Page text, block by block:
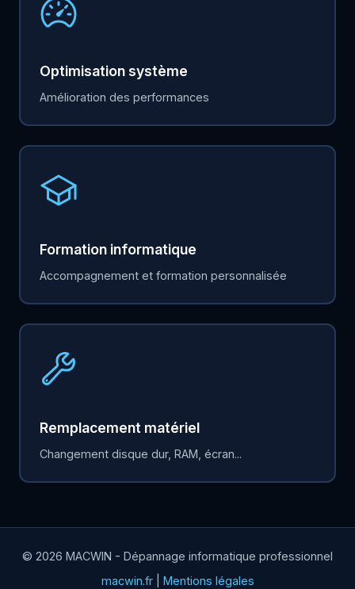
Optimisation système
Amélioration des performances
Formation informatique
Accompagnement et formation personnalisée
Remplacement matériel
Changement disque dur, RAM, écran...
© 2026 MACWIN - Dépannage informatique professionnel
macwin.fr| Mentions légales